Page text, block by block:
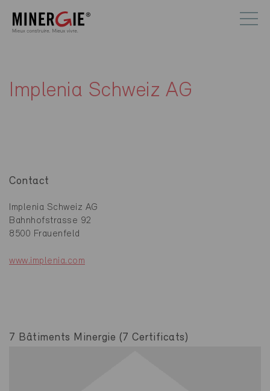
Implenia Schweiz AG
Contact
Implenia Schweiz AG
Bahnhofstrasse 92
8500 Frauenfeld
www.implenia.com
7 Bâtiments Minergie (7 Certificats)